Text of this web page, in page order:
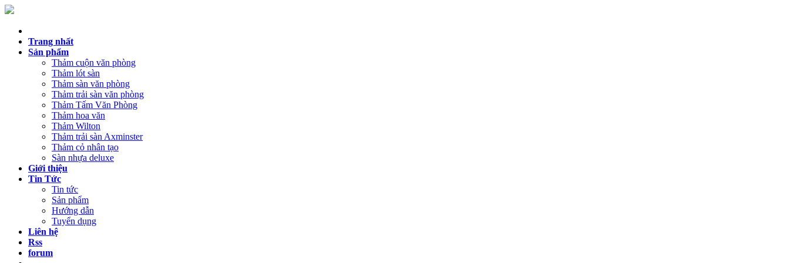
Trang nhất
Sản phẩm
Thảm cuộn văn phòng
Thảm lót sàn
Thảm sàn văn phòng
Thảm trải sàn văn phòng
Thảm Tấm Văn Phòng
Thảm hoa văn
Thảm Wilton
Thảm trải sàn Axminster
Thảm cỏ nhân tạo
Sàn nhựa deluxe
Giới thiệu
Tin Tức
Tin tức
Sản phẩm
Hướng dẫn
Tuyển dụng
Liên hệ
Rss
forum